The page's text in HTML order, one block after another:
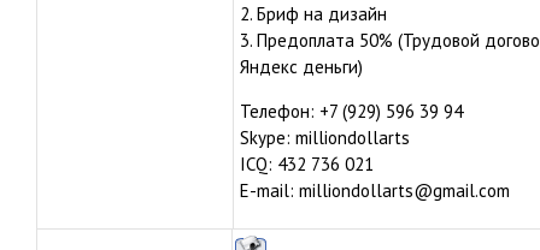
2. Бриф на дизайн
3. Предоплата 50% (Трудовой
Яндекс деньги)
Телефон: +7 (929) 596 39 94
Skype: milliondollarts
ICQ: 432 736 021
E-mail: milliondollarts@gmail.com